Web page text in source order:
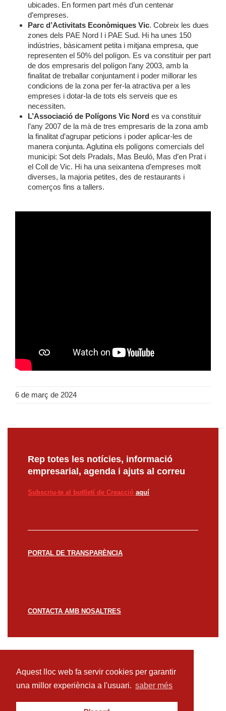
Aquest lloc web fa servir cookies per garantir
una millor experiència a l'usuari. saber més
ubicades. En formen part més d’un centenar
d’empreses.
Parc d’Activitats Econòmiques Vic. Cobreix les dues
zones dels PAE Nord I i PAE Sud. Hi ha unes 150
indústries, bàsicament petita i mitjana empresa, que
representen el 50% del polígon. Es va constituir per part
de dos empresaris del polígon l’any 2003, amb la
finalitat de treballar conjuntament i poder millorar les
condicions de la zona per fer-la atractiva per a les
empreses i dotar-la de tots els serveis que es
necessiten.
L’Associació de Polígons Vic Nord es va constituir
l’any 2007 de la mà de tres empresaris de la zona amb
la finalitat d’agrupar peticions i poder aplicar-les de
manera conjunta. Aglutina els polígons comercials del
municipi: Sot dels Pradals, Mas Beuló, Mas d’en Prat i
el Coll de Vic. Hi ha una seixantena d’empreses molt
diverses, la majoria petites, des de restaurants i
comerços fins a tallers.
6 de març de 2024
Rep totes les notícies, informació
empresarial, agenda i ajuts al correu
Subscriu-te al butlletí de Creacció aquí
PORTAL DE TRANSPARÈNCIA
CONTACTA AMB NOSALTRES